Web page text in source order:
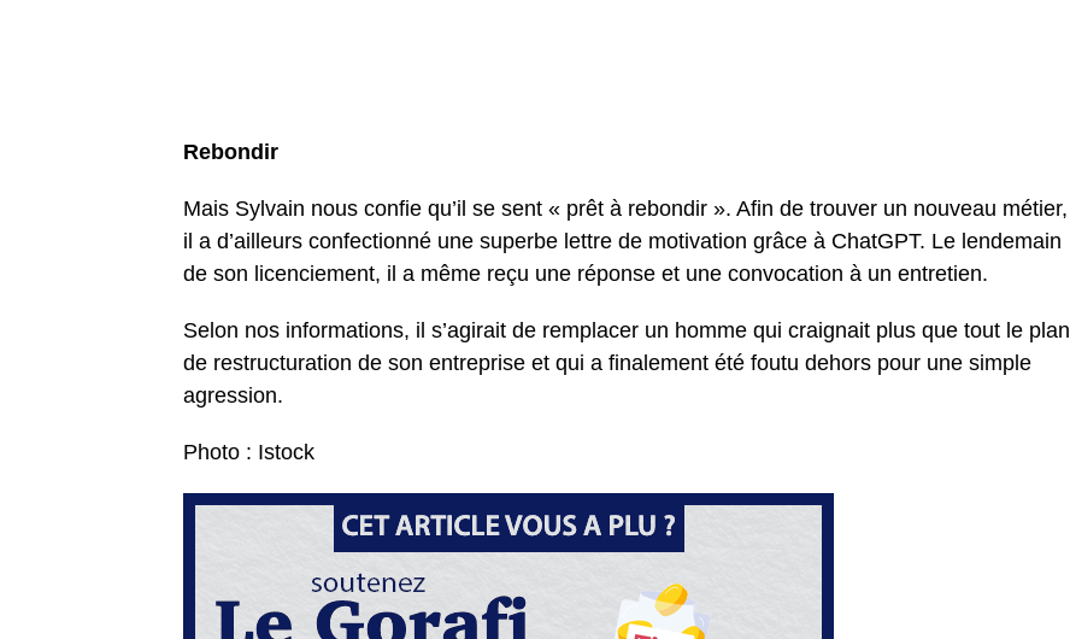
Rebondir
Mais Sylvain nous confie qu’il se sent « prêt à rebondir ». Afin de trouver un nouveau métier,
il a d’ailleurs confectionné une superbe lettre de motivation grâce à ChatGPT. Le lendemain
de son licenciement, il a même reçu une réponse et une convocation à un entretien.
Selon nos informations, il s’agirait de remplacer un homme qui craignait plus que tout le plan
de restructuration de son entreprise et qui a finalement été foutu dehors pour une simple
agression.
Photo : Istock